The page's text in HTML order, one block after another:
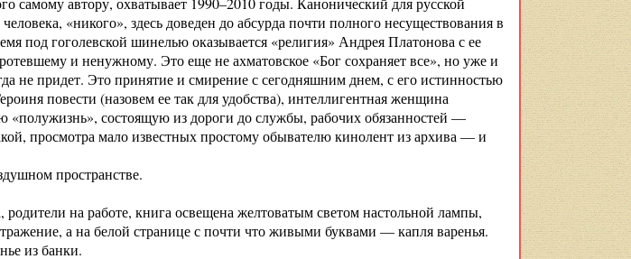
«никого», здесь доведен до абсурда почти полного несуществования в
под гоголевской шинелью оказывается «религия» Андрея Платонова с ее
и ненужному. Это еще не ахматовское «Бог сохраняет все», но уже и
не придет. Это принятие и смирение с сегодняшним днем, с его истинностью
повести (назовем ее так для удобства), интеллигентная женщина
«полужизнь», состоя­щую из дороги до службы, рабочих обязанностей —
просмотра мало известных простому обывателю кинолент из архива — и
пространстве.
родители на работе, книга освещена желтоватым светом настольной лампы,
а на белой странице с почти что живыми буквами — капля варенья.
из банки.